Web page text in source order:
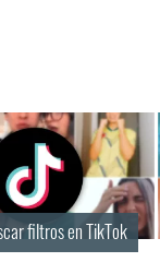
filtros en TikTok